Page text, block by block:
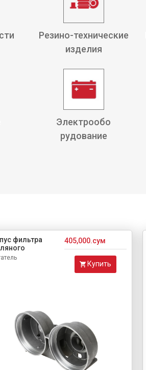
Резино-технические
изделия
Электрообо
рудование
фильтра
405,000.сум
Купить